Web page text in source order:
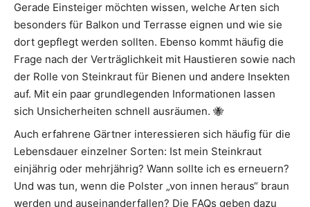
Gerade Einsteiger möchten wissen, welche Arten sich
besonders für Balkon und Terrasse eignen und wie sie
dort gepflegt werden sollten. Ebenso kommt häufig die
Frage nach der Verträglichkeit mit Haustieren sowie nach
der Rolle von Steinkraut für Bienen und andere Insekten
auf. Mit ein paar grundlegenden Informationen lassen
sich Unsicherheiten schnell ausräumen. 🐝
Auch erfahrene Gärtner interessieren sich häufig für die
Lebensdauer einzelner Sorten: Ist mein Steinkraut
einjährig oder mehrjährig? Wann sollte ich es erneuern?
Und was tun, wenn die Polster „von innen heraus“ braun
werden und auseinanderfallen? Die FAQs geben dazu